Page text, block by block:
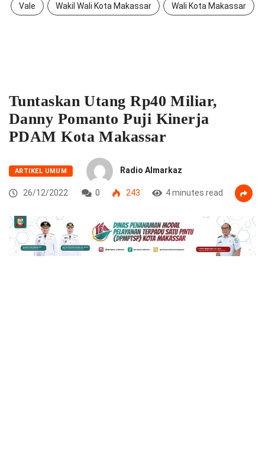
Vale Wakil Wali Kota Makassar Wali Kota Makassar
Tuntaskan Utang Rp40 Miliar,
Danny Pomanto Puji Kinerja
PDAM Kota Makassar
ARTIKEL UMUM Radio Almarkaz
26/12/2022 0 243 4 minutes read